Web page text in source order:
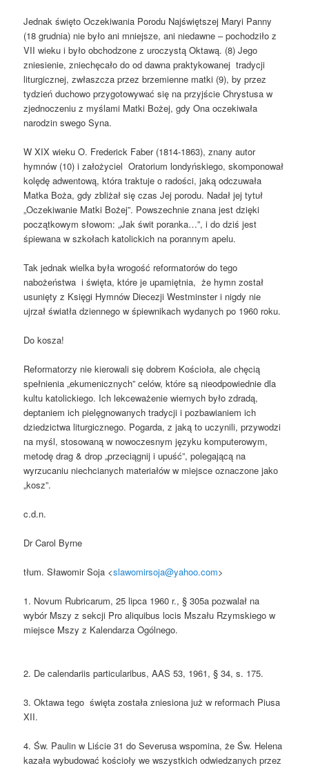
Jednak święto Oczekiwania Porodu Najświętszej Maryi Panny
(18 grudnia) nie było ani mniejsze, ani niedawne – pochodziło z
VII wieku i było obchodzone z uroczystą Oktawą. (8) Jego
zniesienie, zniechęcało do od dawna praktykowanej tradycji
liturgicznej, zwłaszcza przez brzemienne matki (9), by przez
tydzień duchowo przygotowywać się na przyjście Chrystusa w
zjednoczeniu z myślami Matki Bożej, gdy Ona oczekiwała
narodzin swego Syna.
W XIX wieku O. Frederick Faber (1814-1863), znany autor
hymnów (10) i założyciel Oratorium londyńskiego, skomponował
kolędę adwentową, która traktuje o radości, jaką odczuwała
Matka Boża, gdy zbliżał się czas Jej porodu. Nadał jej tytuł
„Oczekiwanie Matki Bożej”. Powszechnie znana jest dzięki
początkowym słowom: „Jak świt poranka…”, i do dziś jest
śpiewana w szkołach katolickich na porannym apelu.
Tak jednak wielka była wrogość reformatorów do tego
nabożeństwa i święta, które je upamiętnia, że hymn został
usunięty z Księgi Hymnów Diecezji Westminster i nigdy nie
ujrzał światła dziennego w śpiewnikach wydanych po 1960 roku.
Do kosza!
Reformatorzy nie kierowali się dobrem Kościoła, ale chęcią
spełnienia „ekumenicznych” celów, które są nieodpowiednie dla
kultu katolickiego. Ich lekceważenie wiernych było zdradą,
deptaniem ich pielęgnowanych tradycji i pozbawianiem ich
dziedzictwa liturgicznego. Pogarda, z jaką to uczynili, przywodzi
na myśl, stosowaną w nowoczesnym języku komputerowym,
metodę drag & drop „przeciągnij i upuść”, polegającą na
wyrzucaniu niechcianych materiałów w miejsce oznaczone jako
„kosz”.
c.d.n.
Dr Carol Byrne
tłum. Sławomir Soja <slawomirsoja@yahoo.com>
1. Novum Rubricarum, 25 lipca 1960 r., § 305a pozwalał na
wybór Mszy z sekcji Pro aliquibus locis Mszału Rzymskiego w
miejsce Mszy z Kalendarza Ogólnego.
2. De calendariis particularibus, AAS 53, 1961, § 34, s. 175.
3. Oktawa tego święta została zniesiona już w reformach Piusa
XII.
4. Św. Paulin w Liście 31 do Severusa wspomina, że Św. Helena
kazała wybudować kościoły we wszystkich odwiedzanych przez